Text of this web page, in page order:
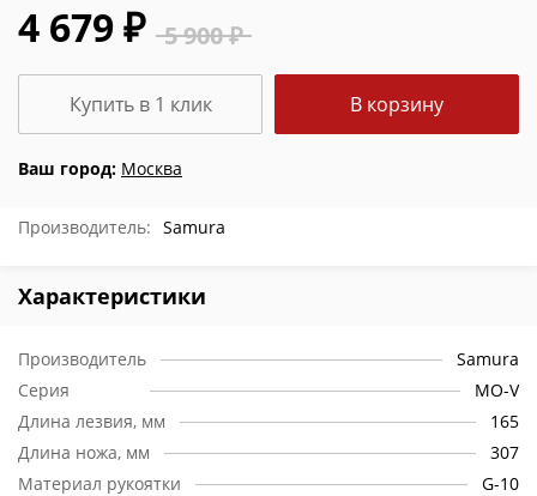
5 900 ₽
4 679 ₽
Ваш город: Москва
В корзину
Купить в 1 клик
Производитель: Samura
Характеристики
Производитель
Samura
Серия
MO-V
Длина лезвия, мм
165
Длина ножа, мм
307
Материал рукоятки
G-10